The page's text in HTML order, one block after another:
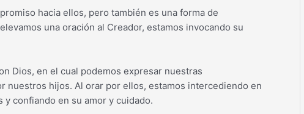
hacia ellos, pero también es una forma de
una oración al Creador, estamos invocando su
Dios, en el cual podemos expresar nuestras
nuestros hijos. Al orar por ellos, estamos intercediendo en
confiando en su amor y cuidado.